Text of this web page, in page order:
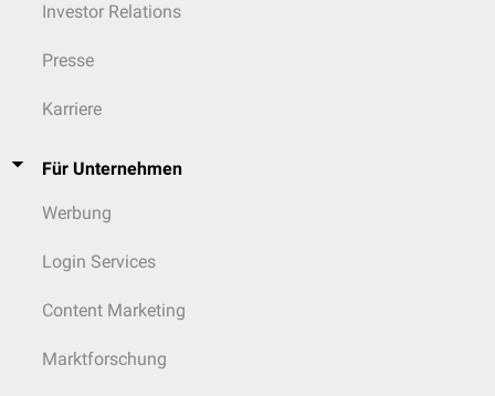
Investor Relations
Presse
Karriere
Für Unternehmen
Werbung
Login Services
Content Marketing
Marktforschung